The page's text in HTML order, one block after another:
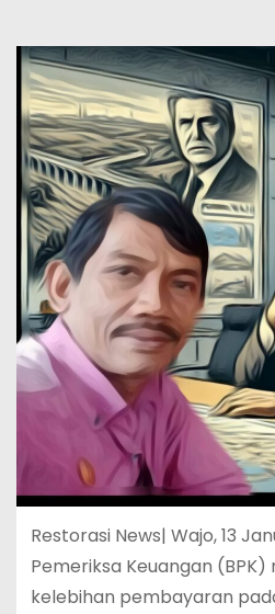
Restorasi News| Wajo, 13
Pemeriksa Keuangan
kelebihan pembayaran